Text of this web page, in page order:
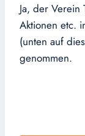
Ja, der
Aktionen etc.
(unten auf
genommen.